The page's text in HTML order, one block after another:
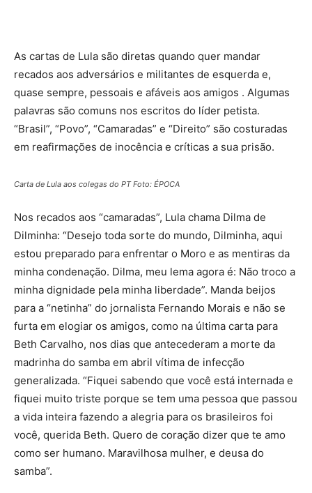
As cartas de Lula são diretas quando quer mandar
recados aos adversários e militantes de esquerda e,
quase sempre, pessoais e afáveis aos amigos . Algumas
palavras são comuns nos escritos do líder petista.
“Brasil”, “Povo”, “Camaradas” e “Direito” são costuradas
em reafirmações de inocência e críticas a sua prisão.
Carta de Lula aos colegas do PT Foto: ÉPOCA
Nos recados aos “camaradas”, Lula chama Dilma de
Dilminha: “Desejo toda sorte do mundo, Dilminha, aqui
estou preparado para enfrentar o Moro e as mentiras da
minha condenação. Dilma, meu lema agora é: Não troco a
minha dignidade pela minha liberdade”. Manda beijos
para a “netinha” do jornalista Fernando Morais e não se
furta em elogiar os amigos, como na última carta para
Beth Carvalho, nos dias que antecederam a morte da
madrinha do samba em abril vítima de infecção
generalizada. “Fiquei sabendo que você está internada e
fiquei muito triste porque se tem uma pessoa que passou
a vida inteira fazendo a alegria para os brasileiros foi
você, querida Beth. Quero de coração dizer que te amo
como ser humano. Maravilhosa mulher, e deusa do
samba”.